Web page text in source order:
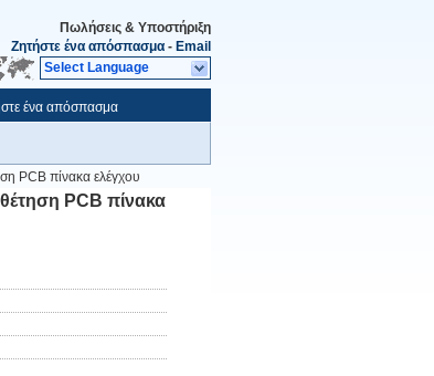
Πωλήσεις & Υποστήριξη
Ζητήστε ένα απόσπασμα - Email
Select Language
ένα απόσπασμα
PCB πίνακα ελέγχου
PCB πίνακα